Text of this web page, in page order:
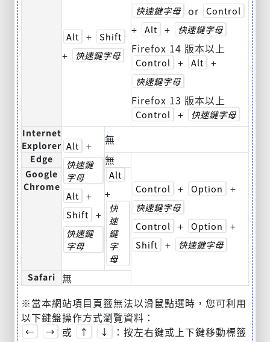
Alt + Shift
+ 快速鍵字母
快速鍵字母 or Control
+ Alt + 快速鍵字母
Firefox 14 版本以上
Control + Alt +
快速鍵字母
Firefox 13 版本以上
Control + 快速鍵字母
Internet
Explorer Alt +
快速鍵
字母
Alt
+
Shift +
快速鍵
字母
無
Edge 無
Control + Option +
快速鍵字母
Control
+ Option +
Shift + 快速鍵字母
Google
Chrome
Alt
+
快
速
鍵
字
母
Safari
無
※當本網站項目頁籤無法以滑鼠點選時，您可利用
以下鍵盤操作方式瀏覽資料：
← → 或 ↑ ↓
：按左右鍵或上下鍵移動標籤